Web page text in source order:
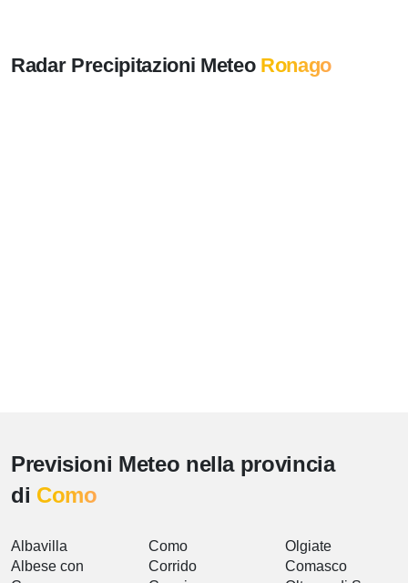
Radar Precipitazioni Meteo Ronago
Previsioni Meteo nella provincia
di Como
Albavilla
Albese con
Como
Corrido
Olgiate
Comasco